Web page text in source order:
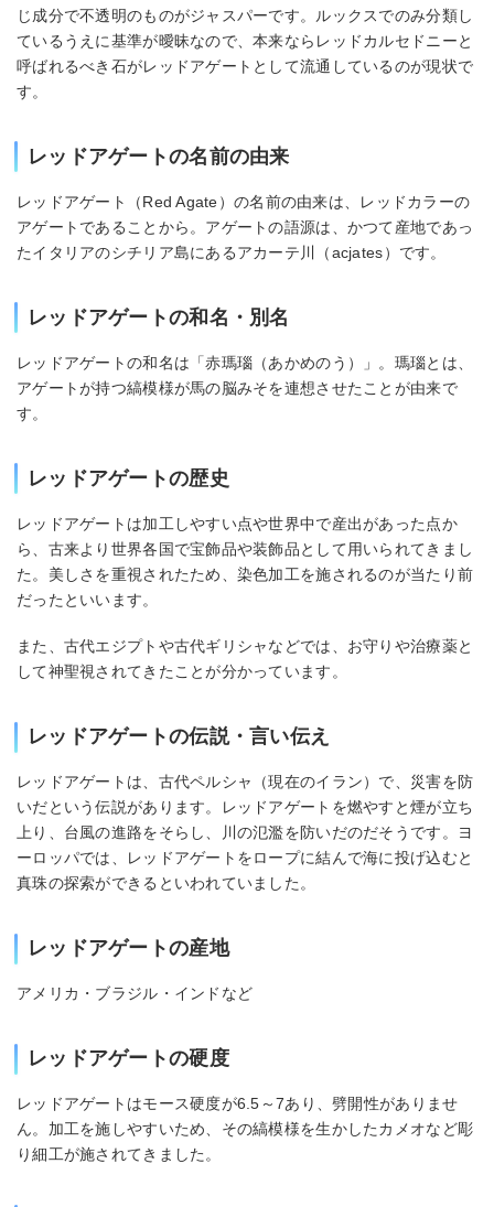
じ成分で不透明のものがジャスパーです。ルックスでのみ分類し
ているうえに基準が曖昧なので、本来ならレッドカルセドニーと
呼ばれるべき石がレッドアゲートとして流通しているのが現状で
す。
レッドアゲートの名前の由来
レッドアゲート（Red Agate）の名前の由来は、レッドカラーの
アゲートであることから。アゲートの語源は、かつて産地であっ
たイタリアのシチリア島にあるアカーテ川（acjates）です。
レッドアゲートの和名・別名
レッドアゲートの和名は「赤瑪瑙（あかめのう）」。瑪瑙とは、
アゲートが持つ縞模様が馬の脳みそを連想させたことが由来で
す。
レッドアゲートの歴史
レッドアゲートは加工しやすい点や世界中で産出があった点か
ら、古来より世界各国で宝飾品や装飾品として用いられてきまし
た。美しさを重視されたため、染色加工を施されるのが当たり前
だったといいます。
また、古代エジプトや古代ギリシャなどでは、お守りや治療薬と
して神聖視されてきたことが分かっています。
レッドアゲートの伝説・言い伝え
レッドアゲートは、古代ペルシャ（現在のイラン）で、災害を防
いだという伝説があります。レッドアゲートを燃やすと煙が立ち
上り、台風の進路をそらし、川の氾濫を防いだのだそうです。ヨ
ーロッパでは、レッドアゲートをロープに結んで海に投げ込むと
真珠の探索ができるといわれていました。
レッドアゲートの産地
アメリカ・ブラジル・インドなど
レッドアゲートの硬度
レッドアゲートはモース硬度が6.5～7あり、劈開性がありませ
ん。加工を施しやすいため、その縞模様を生かしたカメオなど彫
り細工が施されてきました。